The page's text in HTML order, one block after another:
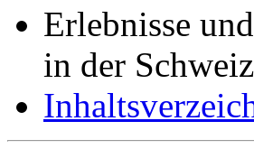
Erlebnisse
in der Schweiz